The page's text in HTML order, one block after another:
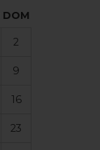
DOM
2
9
16
23